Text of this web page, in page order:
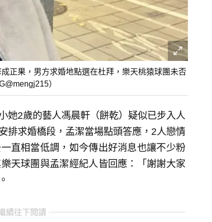
正果，男方求婚地點選在杜拜，樂天桃猿球團未否
）
她2歲的藝人馮晨軒（餅乾）疑似已步入人
排求婚橋段，孟潔當場點頭答應，2人戀情
直相當低調，如今傳出好消息也讓不少粉
天球團與孟潔經紀人皆回應：「謝謝大家
續往下閱讀